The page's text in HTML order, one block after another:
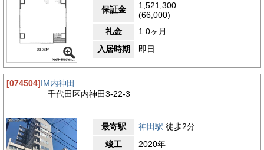
保証金
1,521,300
(66,000)
礼金
1.0ヶ月
入居時期
即日
[074504]IM内神田
千代田区内神田3-22-3
最寄駅 神田駅 徒歩2分
竣工
2020年